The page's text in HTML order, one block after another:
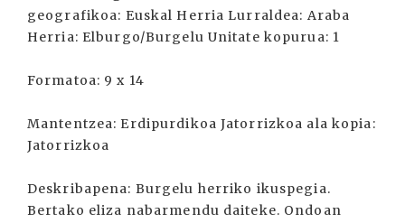
geografikoa: Euskal Herria Lurraldea: Araba
Herria: Elburgo/Burgelu Unitate kopurua: 1
Formatoa: 9 x 14
Mantentzea: Erdipurdikoa Jatorrizkoa ala kopia:
Jatorrizkoa
Deskribapena: Burgelu herriko ikuspegia.
Bertako eliza nabarmendu daiteke. Ondoan